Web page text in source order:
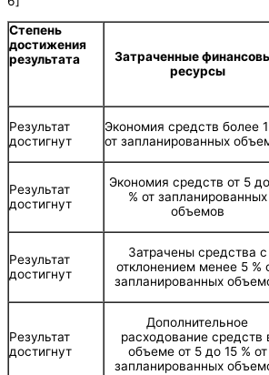
Степень
достижения
результата
Затраченные
ресурсы
Результат
достигнут
Экономия средств более
от запланированных
Результат
достигнут
Экономия средств от 5
% от запланированных
объемов
Результат
достигнут
Затрачены средства с
отклонением менее 5 %
запланированных
Результат
достигнут
Дополнительное
расходование средств
объеме от 5 до 15 % от
запланированных